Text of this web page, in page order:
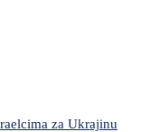
za Ukrajinu